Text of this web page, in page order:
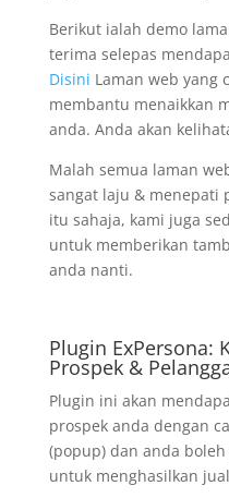
Berikut ialah demo
terima selepas
Disini Laman web yang
membantu menaikkan
anda. Anda akan
Malah semua laman
sangat laju & menepati
itu sahaja, kami juga
untuk memberikan
anda nanti.
Plugin ExPersona:
Prospek &
Plugin ini akan
prospek anda dengan
(popup) dan anda
untuk menghasilkan